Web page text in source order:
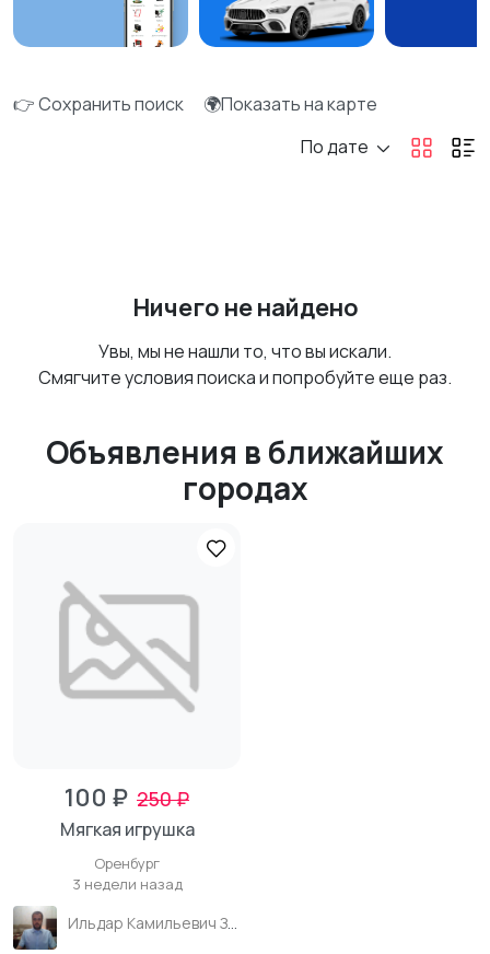
👉 Сохранить поиск
🌍Показать на карте
По дате
Ничего не найдено
Увы, мы не нашли то, что вы искали.
Смягчите условия поиска и попробуйте еще раз.
Объявления в ближайших
городах
100 ₽ 250 ₽
Мягкая игрушка
Оренбург
3 недели назад